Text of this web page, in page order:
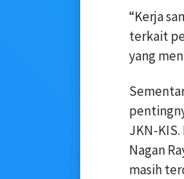
“Kerja
terkait
yang
JKN-
Nagan
masih